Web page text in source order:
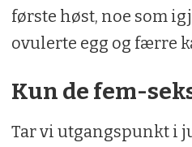
første høst, noe som
ovulerte egg og færre
Kun de fem-
Tar vi utgangspunkt i